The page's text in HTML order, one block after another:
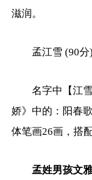
滋润。
孟江雪 (90分)
名字中【江
娇》中的：阳春
体笔画26画，搭
孟姓男孩文